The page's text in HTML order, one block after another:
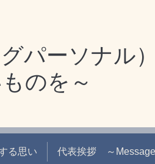
パーソナル）
のを～
る思い 代表挨拶 ～Message